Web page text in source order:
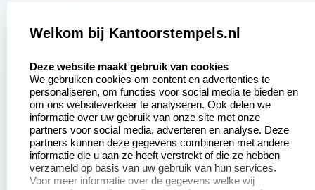
Zakelijk:
Aanvraag op maat
Betaling &
Verzending
Wederverkoper
worden
Sale
Klantenservice:
Contact opnemen
Veel gestelde vragen
Retourneren
Herroepingsrecht
Welkom bij Kantoorstempels.nl
Deze website maakt gebruik van cookies
We gebruiken cookies om content en advertenties te
personaliseren, om functies voor social media te bieden en
om ons websiteverkeer te analyseren. Ook delen we
informatie over uw gebruik van onze site met onze
partners voor social media, adverteren en analyse. Deze
partners kunnen deze gegevens combineren met andere
informatie die u aan ze heeft verstrekt of die ze hebben
verzameld op basis van uw gebruik van hun services.
Voor meer informatie over de gegevens welke wij